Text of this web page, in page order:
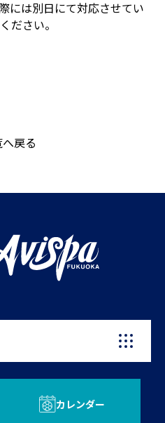
には別日にて対応させてい
ださい。
戻る
カレンダー